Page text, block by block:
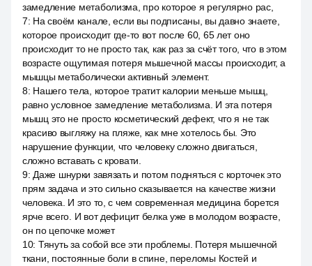
замедление метаболизма, про которое я регулярно рас,
7: На своём канале, если вы подписаны, вы давно знаете,
которое происходит где-то вот после 60, 65 лет оно
происходит то не просто так, как раз за счёт того, что в этом
возрасте ощутимая потеря мышечной массы происходит, а
мышцы метаболически активный элемент.
8: Нашего тела, которое тратит калории меньше мышц,
равно условное замедление метаболизма. И эта потеря
мышц это не просто косметический дефект, что я не так
красиво выгляжу на пляже, как мне хотелось бы. Это
нарушение функции, что человеку сложно двигаться,
сложно вставать с кровати.
9: Даже шнурки завязать и потом подняться с корточек это
прям задача и это сильно сказывается на качестве жизни
человека. И это то, с чем современная медицина борется
ярче всего. И вот дефицит белка уже в молодом возрасте,
он по цепочке может
10: Тянуть за собой все эти проблемы. Потеря мышечной
ткани, постоянные боли в спине, переломы Костей и